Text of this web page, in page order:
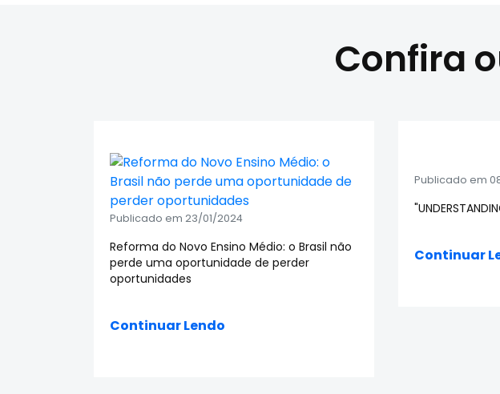
Confira
Publicado em 23/01/2024
Reforma do Novo Ensino Médio: o Brasil não
perde uma oportunidade de perder
oportunidades
Continuar Lendo
Publicado em
Continuar